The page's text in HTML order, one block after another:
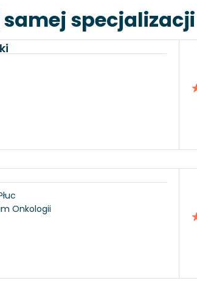
samej specjalizacji
Onkologii